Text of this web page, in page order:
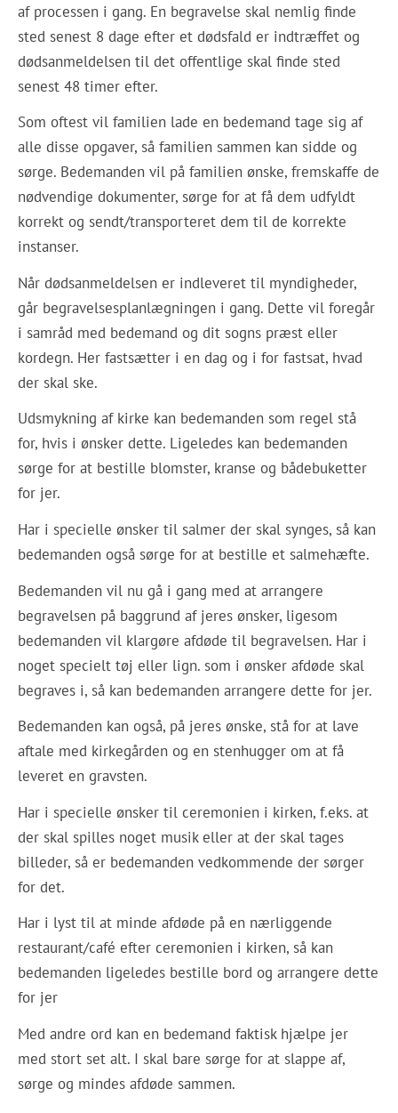
af processen i gang. En begravelse skal nemlig finde
sted senest 8 dage efter et dødsfald er indtræffet og
dødsanmeldelsen til det offentlige skal finde sted
senest 48 timer efter.
Som oftest vil familien lade en bedemand tage sig af
alle disse opgaver, så familien sammen kan sidde og
sørge. Bedemanden vil på familien ønske, fremskaffe de
nødvendige dokumenter, sørge for at få dem udfyldt
korrekt og sendt/transporteret dem til de korrekte
instanser.
Når dødsanmeldelsen er indleveret til myndigheder,
går begravelsesplanlægningen i gang. Dette vil foregår
i samråd med bedemand og dit sogns præst eller
kordegn. Her fastsætter i en dag og i for fastsat, hvad
der skal ske.
Udsmykning af kirke kan bedemanden som regel stå
for, hvis i ønsker dette. Ligeledes kan bedemanden
sørge for at bestille blomster, kranse og bådebuketter
for jer.
Har i specielle ønsker til salmer der skal synges, så kan
bedemanden også sørge for at bestille et salmehæfte.
Bedemanden vil nu gå i gang med at arrangere
begravelsen på baggrund af jeres ønsker, ligesom
bedemanden vil klargøre afdøde til begravelsen. Har i
noget specielt tøj eller lign. som i ønsker afdøde skal
begraves i, så kan bedemanden arrangere dette for jer.
Bedemanden kan også, på jeres ønske, stå for at lave
aftale med kirkegården og en stenhugger om at få
leveret en gravsten.
Har i specielle ønsker til ceremonien i kirken, f.eks. at
der skal spilles noget musik eller at der skal tages
billeder, så er bedemanden vedkommende der sørger
for det.
Har i lyst til at minde afdøde på en nærliggende
restaurant/café efter ceremonien i kirken, så kan
bedemanden ligeledes bestille bord og arrangere dette
for jer
Med andre ord kan en bedemand faktisk hjælpe jer
med stort set alt. I skal bare sørge for at slappe af,
sørge og mindes afdøde sammen.